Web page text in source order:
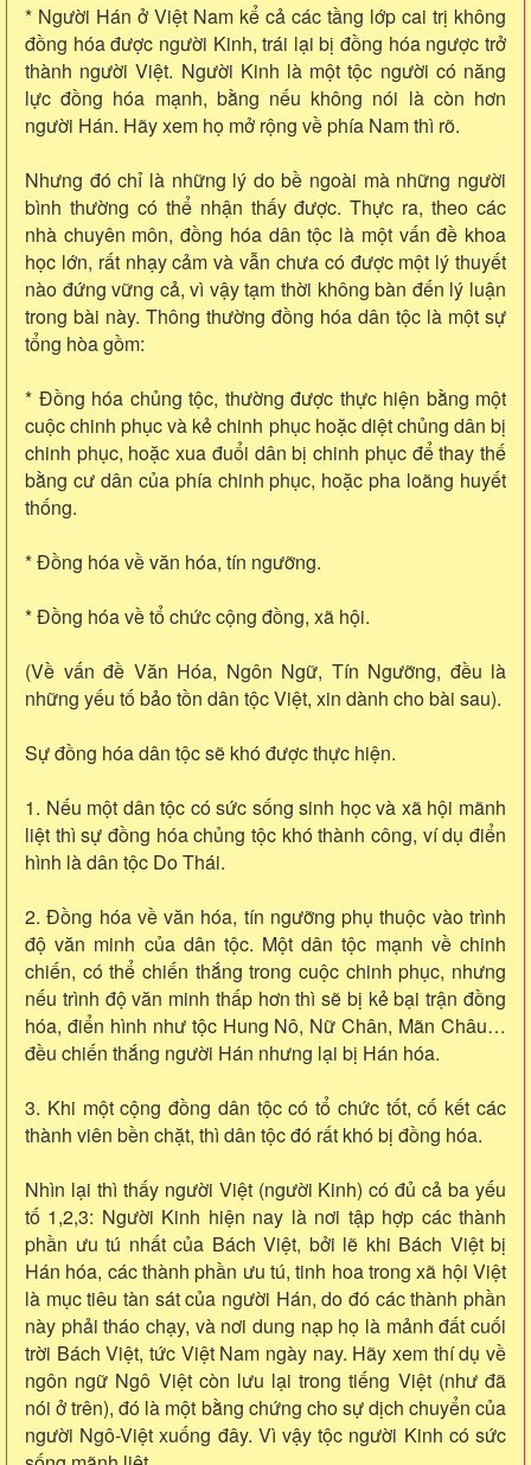
* Người Hán ở Việt Nam kể cả các tầng lớp cai trị không
đồng hóa được người Kinh, trái lại bị đồng hóa ngược trở
thành người Việt. Người Kinh là một tộc người có năng
lực đồng hóa mạnh, bằng nếu không nói là còn hơn
người Hán. Hãy xem họ mở rộng về phía Nam thì rõ.
Nhưng đó chỉ là những lý do bề ngoài mà những người
bình thường có thể nhận thấy được. Thực ra, theo các
nhà chuyên môn, đồng hóa dân tộc là một vấn đề khoa
học lớn, rất nhạy cảm và vẫn chưa có được một lý thuyết
nào đứng vững cả, vì vậy tạm thời không bàn đến lý luận
trong bài này. Thông thường đồng hóa dân tộc là một sự
tổng hòa gồm:
* Đồng hóa chủng tộc, thường được thực hiện bằng một
cuộc chinh phục và kẻ chinh phục hoặc diệt chủng dân bị
chinh phục, hoặc xua đuổi dân bị chinh phục để thay thế
bằng cư dân của phía chinh phục, hoặc pha loãng huyết
thống.
* Đồng hóa về văn hóa, tín ngưỡng.
* Đồng hóa về tổ chức cộng đồng, xã hội.
(Về vấn đề Văn Hóa, Ngôn Ngữ, Tín Ngưỡng, đều là
những yếu tố bảo tồn dân tộc Việt, xin dành cho bài sau).
Sự đồng hóa dân tộc sẽ khó được thực hiện.
1. Nếu một dân tộc có sức sống sinh học và xã hội mãnh
liệt thì sự đồng hóa chủng tộc khó thành công, ví dụ điển
hình là dân tộc Do Thái.
2. Đồng hóa về văn hóa, tín ngưỡng phụ thuộc vào trình
độ văn minh của dân tộc. Một dân tộc mạnh về chinh
chiến, có thể chiến thắng trong cuộc chinh phục, nhưng
nếu trình độ văn minh thấp hơn thì sẽ bị kẻ bại trận đồng
hóa, điển hình như tộc Hung Nô, Nữ Chân, Mãn Châu…
đều chiến thắng người Hán nhưng lại bị Hán hóa.
3. Khi một cộng đồng dân tộc có tổ chức tốt, cố kết các
thành viên bền chặt, thì dân tộc đó rất khó bị đồng hóa.
Nhìn lại thì thấy người Việt (người Kinh) có đủ cả ba yếu
tố 1,2,3: Người Kinh hiện nay là nơi tập hợp các thành
phần ưu tú nhất của Bách Việt, bởi lẽ khi Bách Việt bị
Hán hóa, các thành phần ưu tú, tinh hoa trong xã hội Việt
là mục tiêu tàn sát của người Hán, do đó các thành phần
này phải tháo chạy, và nơi dung nạp họ là mảnh đất cuối
trời Bách Việt, tức Việt Nam ngày nay. Hãy xem thí dụ về
ngôn ngữ Ngô Việt còn lưu lại trong tiếng Việt (như đã
nói ở trên), đó là một bằng chứng cho sự dịch chuyển của
người Ngô-Việt xuống đây. Vì vậy tộc người Kinh có sức